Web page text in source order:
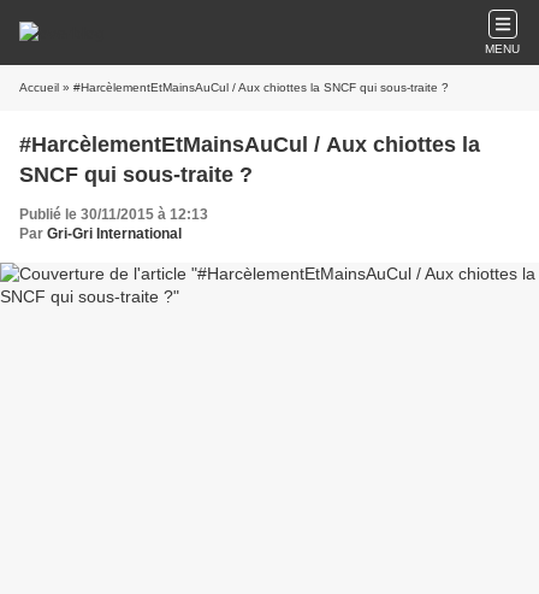
MENU
Accueil » #HarcèlementEtMainsAuCul / Aux chiottes la SNCF qui sous-traite ?
#HarcèlementEtMainsAuCul / Aux chiottes la
SNCF qui sous-traite ?
Publié le 30/11/2015 à 12:13
Par Gri-Gri International